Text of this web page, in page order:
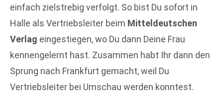
einfach zielstrebig verfolgt. So bist Du sofort in
Halle als Vertriebsleiter beim Mitteldeutschen
Verlag eingestiegen, wo Du dann Deine Frau
kennengelernt hast. Zusammen habt Ihr dann den
Sprung nach Frankfurt gemacht, weil Du
Vertriebsleiter bei Umschau werden konntest.